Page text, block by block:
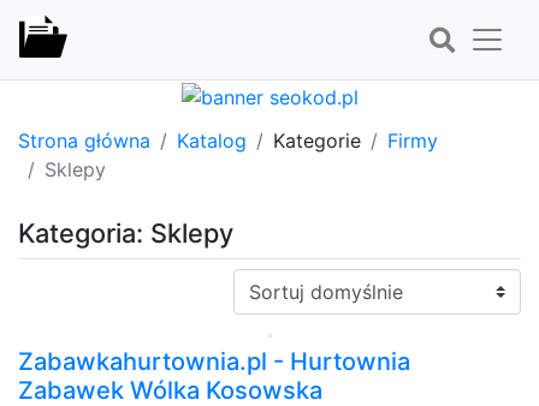
Strona główna Katalog Kategorie
Firmy
Sklepy
Kategoria: Sklepy
Sortuj:
Zabawkahurtownia.pl - Hurtownia
Zabawek Wólka Kosowska